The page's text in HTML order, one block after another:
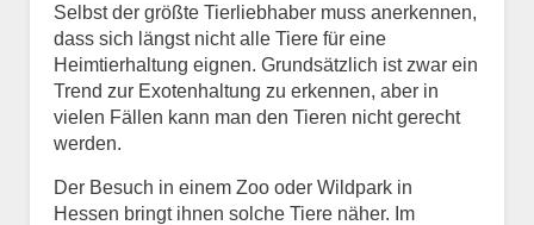
Selbst der größte Tierliebhaber muss anerkennen,
dass sich längst nicht alle Tiere für eine
Heimtierhaltung eignen. Grundsätzlich ist zwar ein
Trend zur Exotenhaltung zu erkennen, aber in
vielen Fällen kann man den Tieren nicht gerecht
werden.
Der Besuch in einem Zoo oder Wildpark in
Hessen bringt ihnen solche Tiere näher. Im